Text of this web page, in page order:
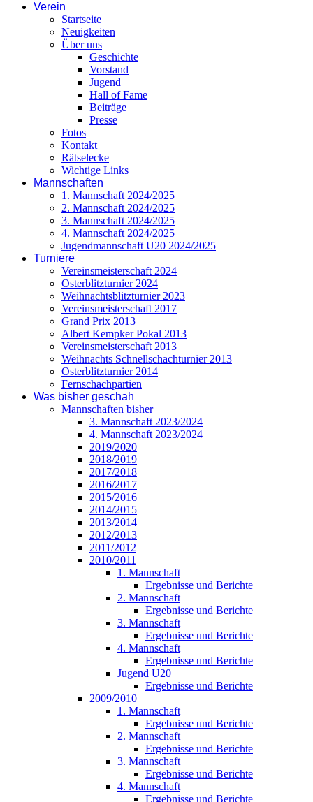
Verein
Startseite
Neuigkeiten
Über uns
Geschichte
Vorstand
Jugend
Hall of Fame
Beiträge
Presse
Fotos
Kontakt
Rätselecke
Wichtige Links
Mannschaften
1. Mannschaft 2024/2025
2. Mannschaft 2024/2025
3. Mannschaft 2024/2025
4. Mannschaft 2024/2025
Jugendmannschaft U20 2024/2025
Turniere
Vereinsmeisterschaft 2024
Osterblitzturnier 2024
Weihnachtsblitzturnier 2023
Vereinsmeisterschaft 2017
Grand Prix 2013
Albert Kempker Pokal 2013
Vereinsmeisterschaft 2013
Weihnachts Schnellschachturnier 2013
Osterblitzturnier 2014
Fernschachpartien
Was bisher geschah
Mannschaften bisher
3. Mannschaft 2023/2024
4. Mannschaft 2023/2024
2019/2020
2018/2019
2017/2018
2016/2017
2015/2016
2014/2015
2013/2014
2012/2013
2011/2012
2010/2011
1. Mannschaft
Ergebnisse und Berichte
2. Mannschaft
Ergebnisse und Berichte
3. Mannschaft
Ergebnisse und Berichte
4. Mannschaft
Ergebnisse und Berichte
Jugend U20
Ergebnisse und Berichte
2009/2010
1. Mannschaft
Ergebnisse und Berichte
2. Mannschaft
Ergebnisse und Berichte
3. Mannschaft
Ergebnisse und Berichte
4. Mannschaft
Ergebnisse und Berichte